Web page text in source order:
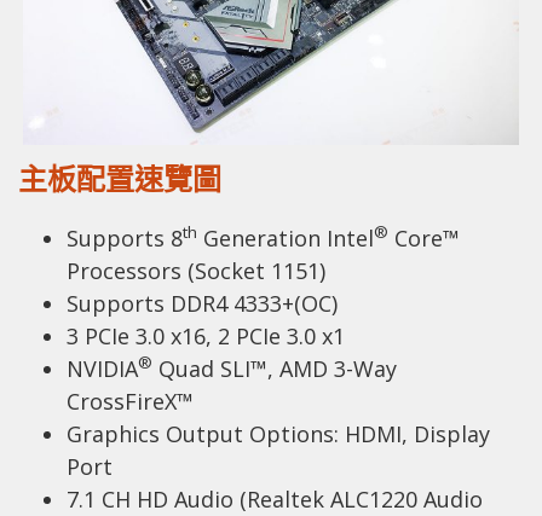
主板配置速覽圖
Supports 8th Generation Intel® Core™
Processors (Socket 1151)
Supports DDR4 4333+(OC)
3 PCIe 3.0 x16, 2 PCIe 3.0 x1
NVIDIA® Quad SLI™, AMD 3-Way
CrossFireX™
Graphics Output Options: HDMI, Display
Port
7.1 CH HD Audio (Realtek ALC1220 Audio